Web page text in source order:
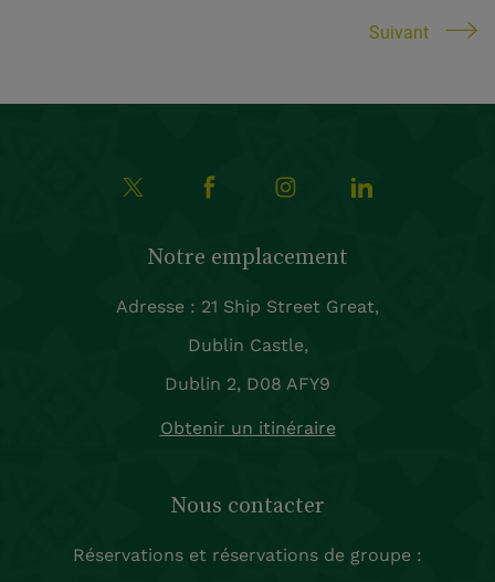
Suivant
Notre emplacement
Adresse : 21 Ship Street Great,
Dublin Castle,
Dublin 2, D08 AFY9
Obtenir un itinéraire
Nous contacter
Réservations et réservations de groupe :